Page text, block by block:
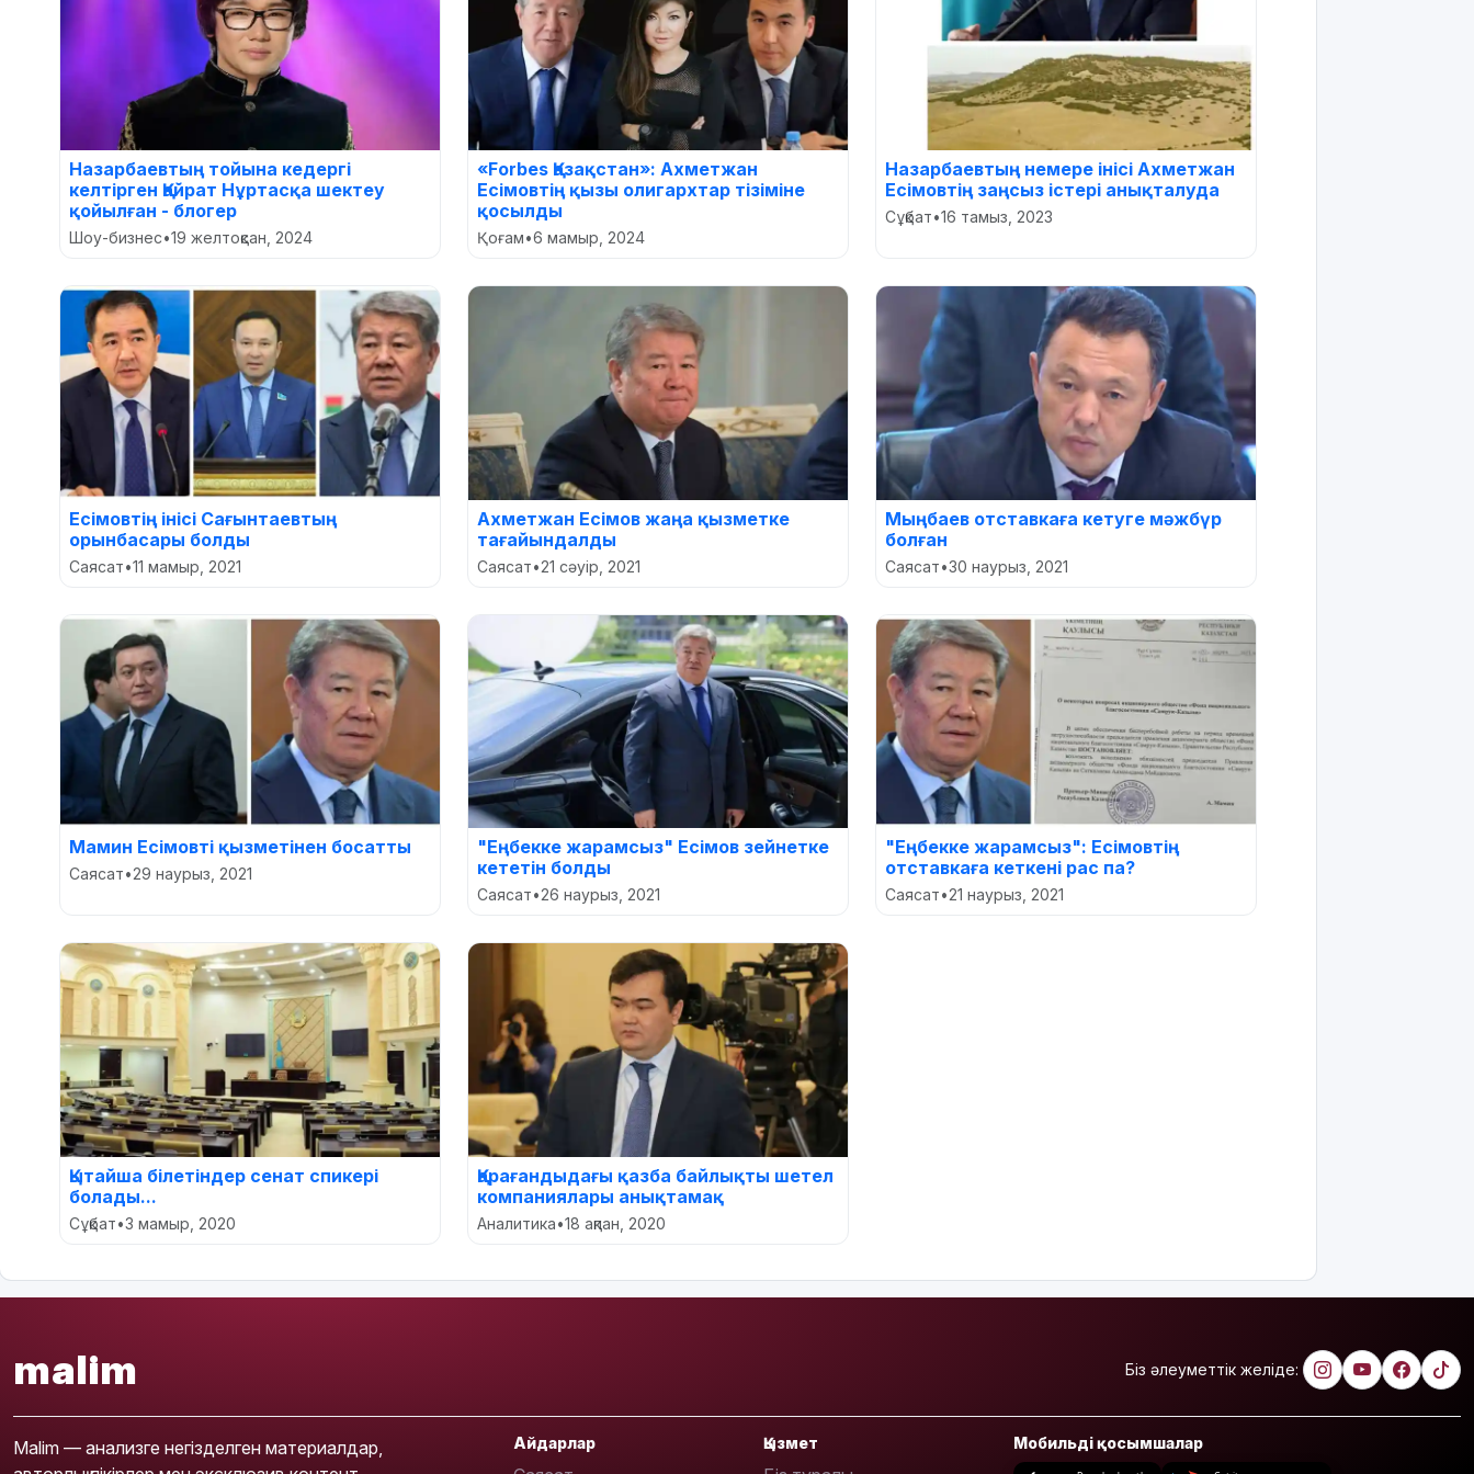
Назарбаевтың тойына кедергі
келтірген Қайрат Нұртасқа шектеу
қойылған - блогер
Шоу-бизнес•19 желтоқсан, 2024
«Forbes Қазақстан»: Ахметжан
Есімовтің қызы олигархтар тізіміне
қосылды
Қоғам•6 мамыр, 2024
Назарбаевтың немере інісі Ахметжан
Есімовтің заңсыз істері анықталуда
Сұқбат•16 тамыз, 2023
Есімовтің інісі Сағынтаевтың
орынбасары болды
Саясат•11 мамыр, 2021
Ахметжан Есімов жаңа қызметке
тағайындалды
Саясат•21 сәуір, 2021
Мыңбаев отставкаға кетуге мәжбүр
болған
Саясат•30 наурыз, 2021
Мамин Есімовті қызметінен босатты
Саясат•29 наурыз, 2021
"Еңбекке жарамсыз" Есімов зейнетке
кететін болды
Саясат•26 наурыз, 2021
"Еңбекке жарамсыз": Есімовтің
отставкаға кеткені рас па?
Саясат•21 наурыз, 2021
Қытайша білетіндер сенат спикері
болады...
Сұқбат•3 мамыр, 2020
Қарағандыдағы қазба байлықты шетел
компаниялары анықтамақ
Аналитика•18 ақпан, 2020
malim Біз әлеуметтік желіде:
Malim — анализге негізделген материалдар,
Айдарлар Қызмет Мобильді қосымшалар